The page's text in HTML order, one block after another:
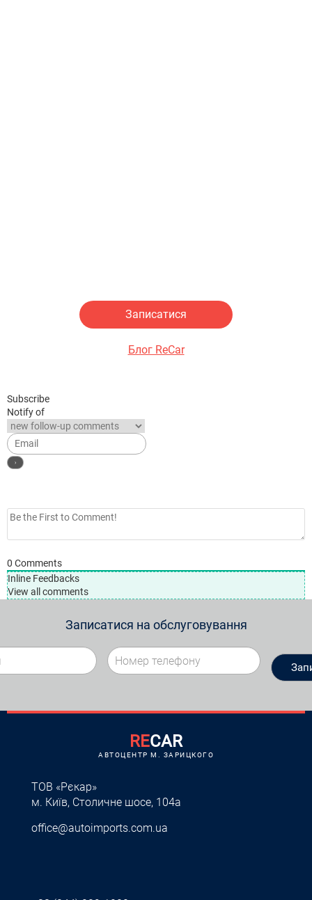
Записатися
Блог ReCar
Subscribe
Notify of
0 Comments
Inline Feedbacks
View all comments
Записатися на обслуговування
RECAR
АВТОЦЕНТР M. ЗАРИЦКОГО
ТОВ «Рєкар»
м. Київ, Столичне шосе, 104а
office@autoimports.com.ua